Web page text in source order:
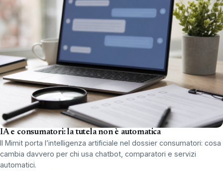
IA e consumatori: la tutela non è automatica
Il Mimit porta l’intelligenza artificiale nel dossier consumatori: cosa
cambia davvero per chi usa chatbot, comparatori e servizi
automatici.